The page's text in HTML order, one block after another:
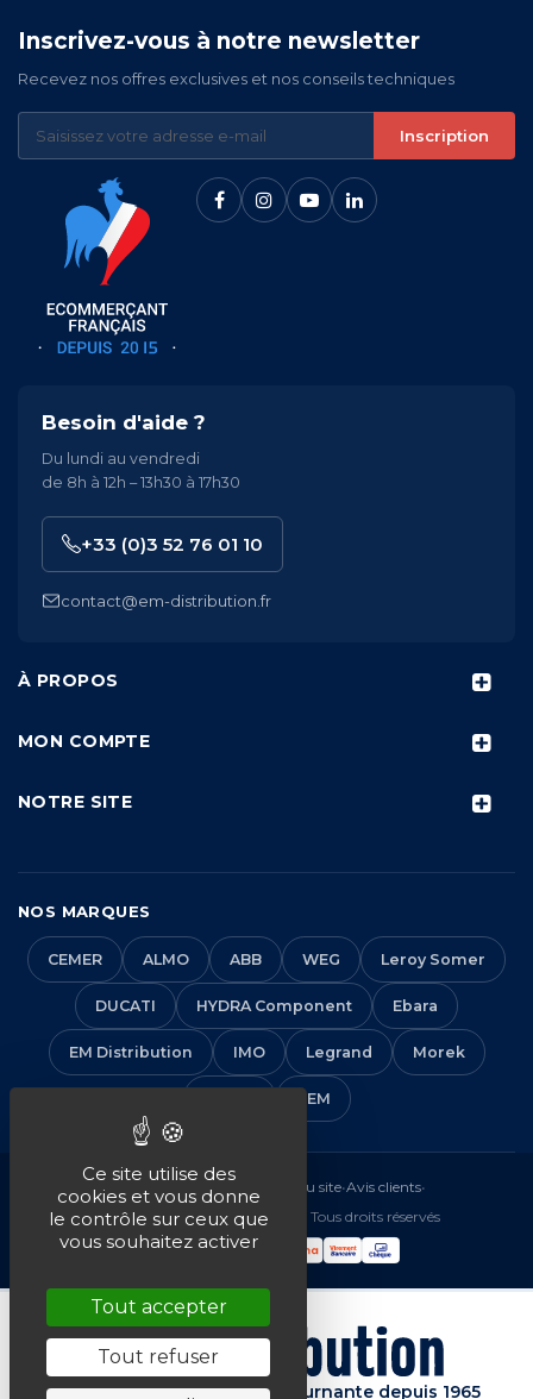
Inscrivez-vous à notre newsletter
Recevez nos offres exclusives et nos conseils techniques
Inscription
À PROPOS
MON COMPTE
NOTRE SITE
Besoin d'aide ?
Du lundi au vendredi
de 8h à 12h – 13h30 à 17h30
+33 (0)3 52 76 01 10
contact@em-distribution.fr
NOS MARQUES
CEMER ALMO ABB WEG Leroy Somer
DUCATI HYDRA Component Ebara
EM Distribution IMO Legrand Morek
VEM
Mentions légales Plan du site•Avis clients•
© 2016-2026 EM Distribution - Tous droits réservés
Spécialiste de la machine tournante depuis 1965
Ce site utilise des
cookies et vous donne
le contrôle sur ceux que
vous souhaitez activer
Tout accepter
Tout refuser